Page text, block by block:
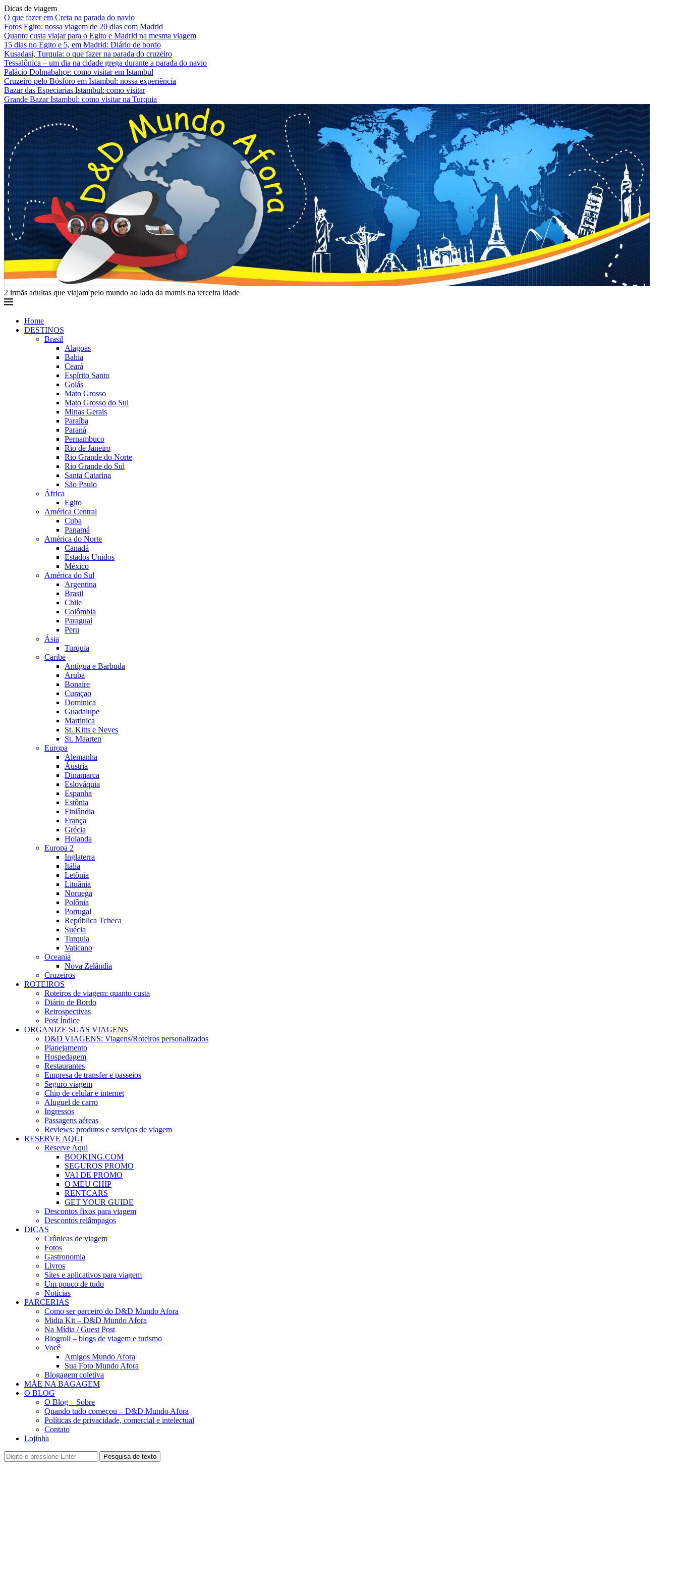
Dicas de viagem
O que fazer em Creta na parada do navio
Fotos Egito: nossa viagem de 20 dias com Madrid
Quanto custa viajar para o Egito e Madrid na mesma viagem
15 dias no Egito e 5, em Madrid: Diário de bordo
Kusadasi, Turquia: o que fazer na parada do cruzeiro
Tessalônica – um dia na cidade grega durante a parada do navio
Palácio Dolmabahçe: como visitar em Istambul
Cruzeiro pelo Bósforo em Istambul: nossa experiência
Bazar das Especiarias Istambul: como visitar
Grande Bazar Istambul: como visitar na Turquia
2 irmãs adultas que viajam pelo mundo ao lado da mamis na terceira idade
Home
DESTINOS
Brasil
Alagoas
Bahia
Ceará
Espírito Santo
Goiás
Mato Grosso
Mato Grosso do Sul
Minas Gerais
Paraíba
Paraná
Pernambuco
Rio de Janeiro
Rio Grande do Norte
Rio Grande do Sul
Santa Catarina
São Paulo
África
Egito
América Central
Cuba
Panamá
América do Norte
Canadá
Estados Unidos
México
América do Sul
Argentina
Brasil
Chile
Colômbia
Paraguai
Peru
Ásia
Turquia
Caribe
Antígua e Barbuda
Aruba
Bonaire
Curaçao
Dominica
Guadalupe
Martinica
St. Kitts e Neves
St. Maarten
Europa
Alemanha
Áustria
Dinamarca
Eslováquia
Espanha
Estônia
Finlândia
França
Grécia
Holanda
Europa 2
Inglaterra
Itália
Letônia
Lituânia
Noruega
Polônia
Portugal
República Tcheca
Suécia
Turquia
Vaticano
Oceania
Nova Zelândia
Cruzeiros
ROTEIROS
Roteiros de viagem: quanto custa
Diário de Bordo
Retrospectivas
Post Índice
ORGANIZE SUAS VIAGENS
D&D VIAGENS: Viagens/Roteiros personalizados
Planejamento
Hospedagem
Restaurantes
Empresa de transfer e passeios
Seguro viagem
Chip de celular e internet
Aluguel de carro
Ingressos
Passagens aéreas
Reviews: produtos e serviços de viagem
RESERVE AQUI
Reserve Aqui
BOOKING.COM
SEGUROS PROMO
VAI DE PROMO
O MEU CHIP
RENTCARS
GET YOUR GUIDE
Descontos fixos para viagem
Descontos relâmpagos
DICAS
Crônicas de viagem
Fotos
Gastronomia
Livros
Sites e aplicativos para viagem
Um pouco de tudo
Notícias
PARCERIAS
Como ser parceiro do D&D Mundo Afora
Midia Kit – D&D Mundo Afora
Na Mídia / Guest Post
Blogroll – blogs de viagem e turismo
Você
Amigos Mundo Afora
Sua Foto Mundo Afora
Blogagem coletiva
MÃE NA BAGAGEM
O BLOG
O Blog – Sobre
Quando tudo começou – D&D Mundo Afora
Políticas de privacidade, comercial e intelectual
Contato
Lojinha
Pesquisa de texto